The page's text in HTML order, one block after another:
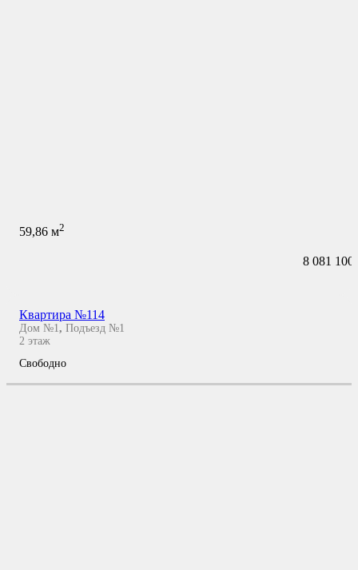
59,86 м2
8 081 100
Квартира №114
Дом №1 , Подъезд №1
2 этаж
Свободно